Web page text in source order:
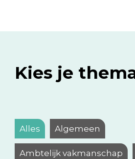
Kies je
Alles Algemeen
Ambtelijk vakmanschap